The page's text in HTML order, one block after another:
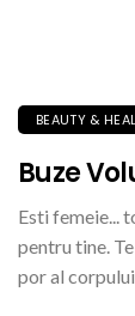
BEAUTY &
Buze
Esti femeie...
pentru tine.
por al